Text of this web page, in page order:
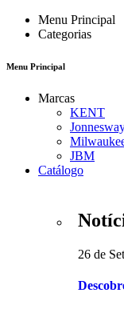
Menu Principal
Categorias
Menu Principal
Marcas
KENT
JBM
Catálogo
26 de